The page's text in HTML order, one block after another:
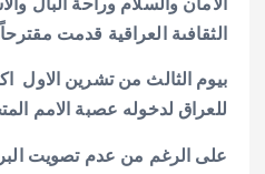
o
p
p
الامان والسلام وراحة البال
الثقافىة العراقية قدمت
بيوم الثالث من تشرين الاول
للعراق لدخوله عصبة الامم
على الرغم من عدم تصويت